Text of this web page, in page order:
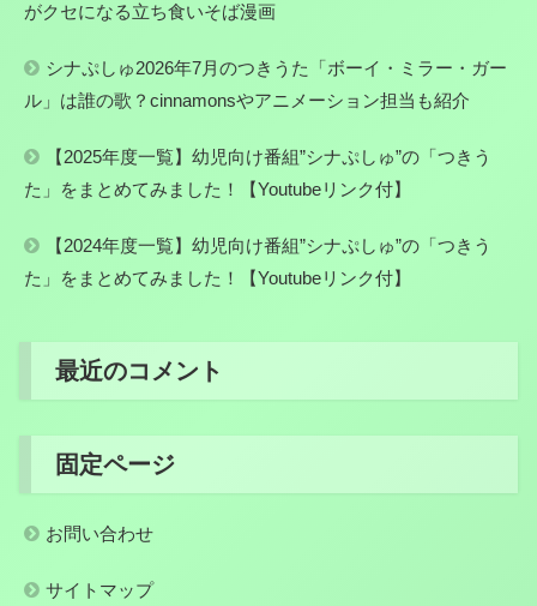
がクセになる立ち食いそば漫画
シナぷしゅ2026年7月のつきうた「ボーイ・ミラー・ガー
ル」は誰の歌？cinnamonsやアニメーション担当も紹介
【2025年度一覧】幼児向け番組”シナぷしゅ”の「つきう
た」をまとめてみました！【Youtubeリンク付】
【2024年度一覧】幼児向け番組”シナぷしゅ”の「つきう
た」をまとめてみました！【Youtubeリンク付】
最近のコメント
固定ページ
お問い合わせ
サイトマップ